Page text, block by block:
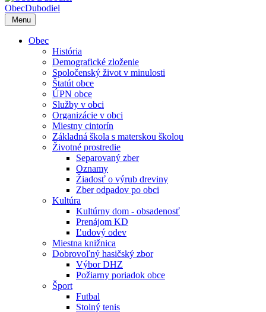
ObecDubodiel
Menu
Obec
História
Demografické zloženie
Spoločenský život v minulosti
Štatút obce
ÚPN obce
Služby v obci
Organizácie v obci
Miestny cintorín
Základná škola s materskou školou
Životné prostredie
Separovaný zber
Oznamy
Žiadosť o výrub dreviny
Zber odpadov po obci
Kultúra
Kultúrny dom - obsadenosť
Prenájom KD
Ľudový odev
Miestna knižnica
Dobrovoľný hasičský zbor
Výbor DHZ
Požiarny poriadok obce
Šport
Futbal
Stolný tenis